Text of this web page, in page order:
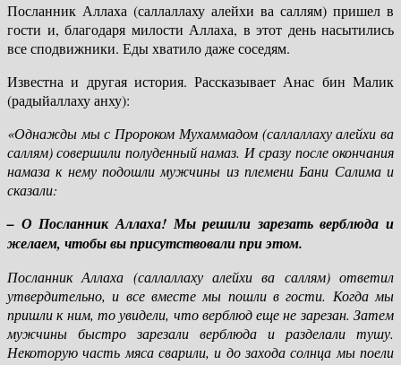
Посланник Аллаха (саллаллаху алейхи ва саллям) пришел в
гости и, благодаря милости Аллаха, в этот день насытились
все сподвижники. Еды хватило даже соседям.
Известна и другая история. Рассказывает Анас бин Малик
(радыйаллаху анху):
«Однажды мы с Пророком Мухаммадом (саллаллаху алейхи ва
саллям) совершили полуденный намаз. И сразу после окончания
намаза к нему подошли мужчины из племени Бани Салима и
сказали:
– О Посланник Аллаха! Мы решили зарезать верблюда и
желаем, чтобы вы присутствовали при этом.
Посланник Аллаха (саллаллаху алейхи ва саллям) ответил
утвердительно, и все вместе мы пошли в гости. Когда мы
пришли к ним, то увидели, что верблюд еще не зарезан. Затем
мужчины быстро зарезали верблюда и разделали тушу.
Некоторую часть мяса сварили, и до захода солнца мы поели